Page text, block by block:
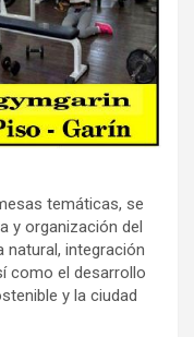
temáticas, se
y organización del
natural, integración
como el desarrollo
y la ciudad